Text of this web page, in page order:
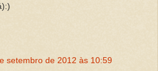
setembro de 2012 às 10:59